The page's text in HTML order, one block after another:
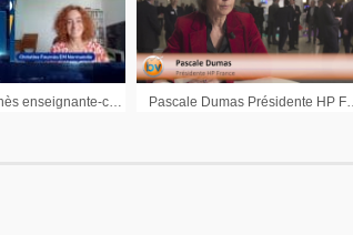
Christine Fournès enseignante-chercheuse EM Normandie : « Créer un écosystème autour du digital » Pascale Dumas Présidente HP France : « La transformation numérique est porteuse de progrès et d’opportunités »